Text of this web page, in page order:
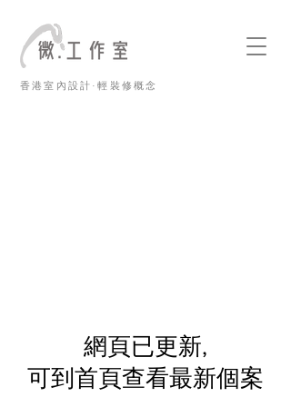
香港室內設計·輕裝修概念
​網頁已更新,
可到首頁查看最新個案